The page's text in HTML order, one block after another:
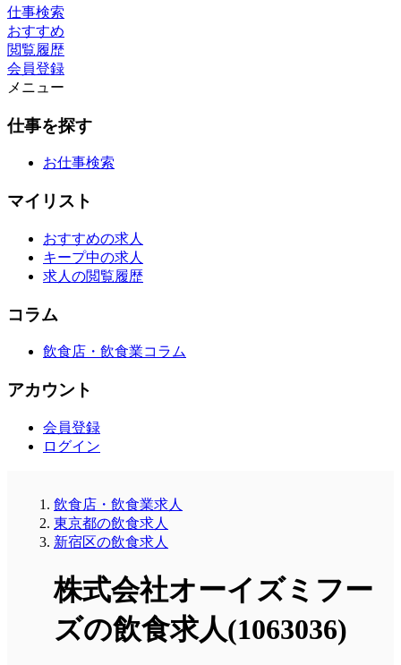
仕事検索
おすすめ
閲覧履歴
会員登録
メニュー
仕事を探す
お仕事検索
マイリスト
おすすめの求人
キープ中の求人
求人の閲覧履歴
コラム
飲食店・飲食業コラム
アカウント
会員登録
ログイン
飲食店・飲食業求人
東京都の飲食求人
新宿区の飲食求人
株式会社オーイズミフー
ズの飲食求人(1063036)